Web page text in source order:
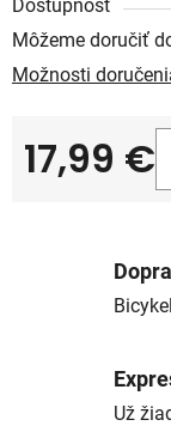
Dostupnosť
Môžeme doručiť
Možnosti
17,99 €
Jednotková cena:
Už